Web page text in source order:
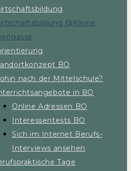
@Kleine
BO
nach der Mittelschule?
in BO
Online Adressen BO
Interessentests BO
Sich im Internet Berufs-
Interviews ansehen
Tage